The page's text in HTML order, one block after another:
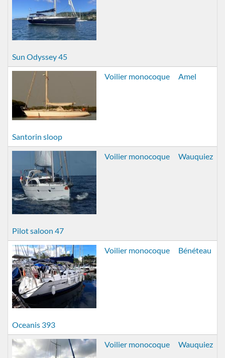
Sun Odyssey 45
Santorin sloop
Voilier monocoque Amel
Pilot saloon 47
Voilier monocoque Wauquiez
Oceanis 393
Voilier monocoque Bénéteau
Voilier monocoque Wauquiez